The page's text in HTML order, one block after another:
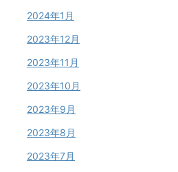
2024年1月
2023年12月
2023年11月
2023年10月
2023年9月
2023年8月
2023年7月